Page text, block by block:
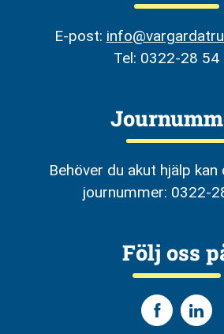
E-post:
Tel: 0322-28 54
Behöver du akut hjälp
journummer: 0322-
Följ oss